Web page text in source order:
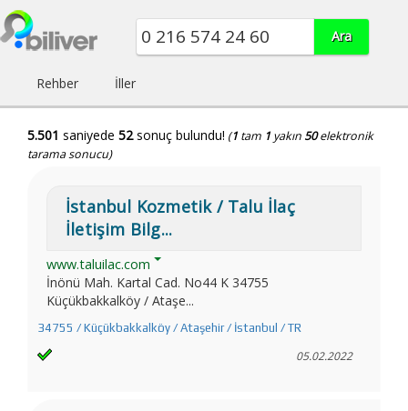
Rehber İller
5.501 saniyede 52sonuç bulundu! (1 tam 1 yakın 50elektronik
tarama sonucu)
İstanbul Kozmetik / Talu İlaç
İletişim Bilg...
www.taluilac.com
İnönü Mah. Kartal Cad. No44 K 34755
Küçükbakkalköy / Ataşe...
34755 / Küçükbakkalköy / Ataşehir / İstanbul / TR
05.02.2022